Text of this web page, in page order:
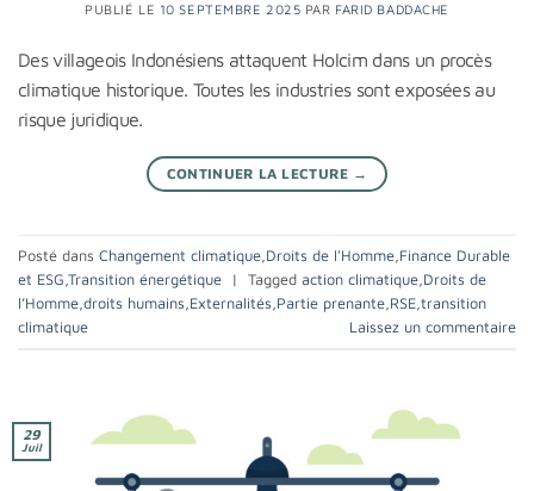
PUBLIÉ LE 10 SEPTEMBRE 2025 PAR FARID BADDACHE
Des villageois Indonésiens attaquent Holcim dans un procès
climatique historique. Toutes les industries sont exposées au
risque juridique.
CONTINUER LA LECTURE →
Posté dans Changement climatique Droits de l'Homme Finance Durable
et ESG Transition énergétique | Tagged action climatique Droits de
l’Homme droits humains Externalités Partie prenante RSE transition
climatique
Laissez un commentaire
29
Juil